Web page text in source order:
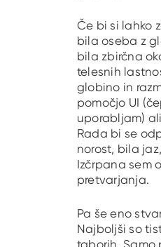
Če bi si lahko
bila oseba z
bila zbirčna
telesnih
globino in
pomočjo UI
uporabljam)
Rada bi se
norost, bila
Izčrpana sem
pretvarjanja.
Pa še eno
Najboljši so
taborih. Samo